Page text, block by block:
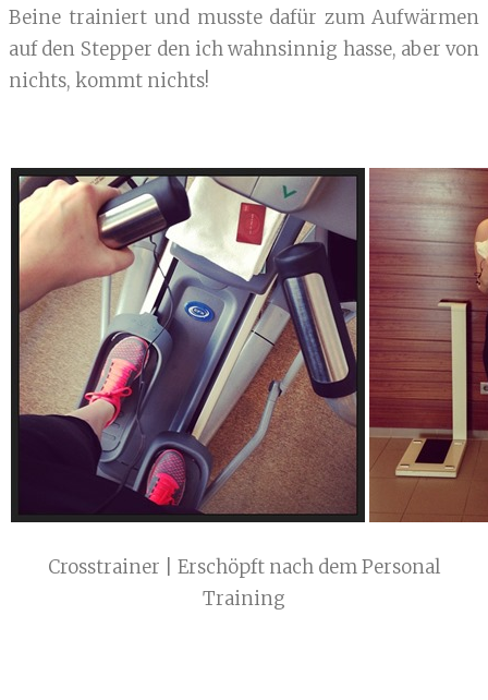
Beine trainiert und musste dafür zum Aufwärmen
auf den Stepper den ich wahnsinnig hasse, aber von
nichts, kommt nichts!
Crosstrainer | Erschöpft nach dem Personal
Training